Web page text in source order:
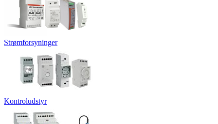
Strømforsyninger
Kontroludstyr